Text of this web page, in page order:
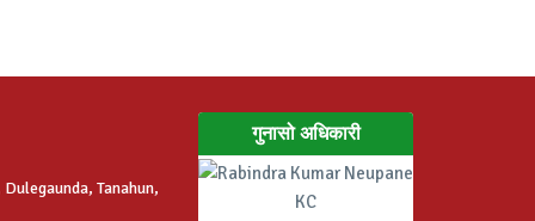
Tanahun,
गुनासो अधिकारी